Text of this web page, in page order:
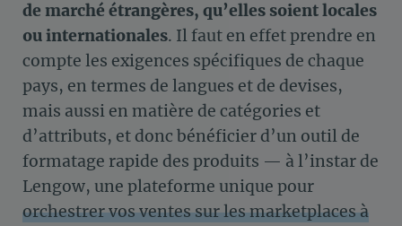
de marché étrangères, qu’elles soient locales
ou internationales. Il faut en effet prendre en
compte les exigences spécifiques de chaque
pays, en termes de langues et de devises,
mais aussi en matière de catégories et
d’attributs, et donc bénéficier d’un outil de
formatage rapide des produits — à l’instar de
Lengow, une plateforme unique pour
orchestrer vos ventes sur les marketplaces à